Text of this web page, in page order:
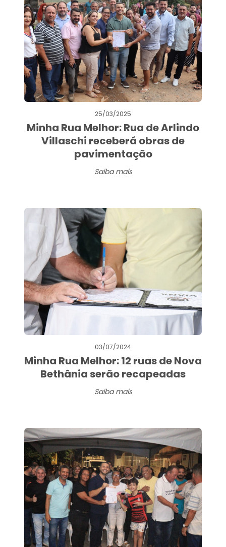
25/03/2025
Minha Rua Melhor: Rua de Arlindo
Villaschi receberá obras de
pavimentação
Saiba mais
03/07/2024
Minha Rua Melhor: 12 ruas de Nova
Bethânia serão recapeadas
Saiba mais